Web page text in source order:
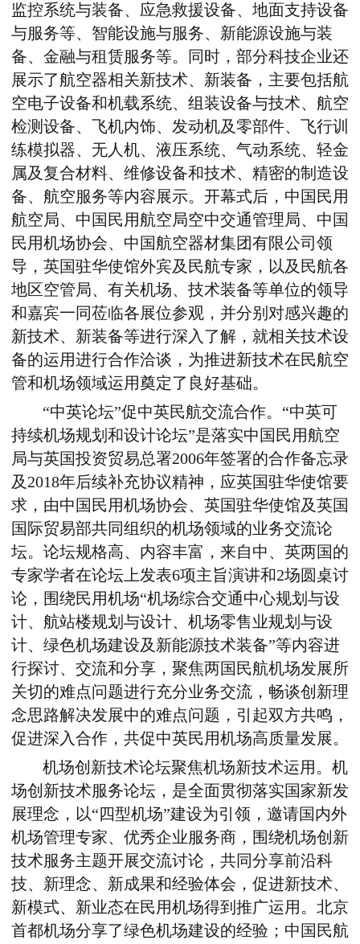
监控系统与装备、应急救援设备、地面支持设备
与服务等、智能设施与服务、新能源设施与装
备、金融与租赁服务等。同时，部分科技企业还
展示了航空器相关新技术、新装备，主要包括航
空电子设备和机载系统、组装设备与技术、航空
检测设备、飞机内饰、发动机及零部件、飞行训
练模拟器、无人机、液压系统、气动系统、轻金
属及复合材料、维修设备和技术、精密的制造设
备、航空服务等内容展示。开幕式后，中国民用
航空局、中国民用航空局空中交通管理局、中国
民用机场协会、中国航空器材集团有限公司领
导，英国驻华使馆外宾及民航专家，以及民航各
地区空管局、有关机场、技术装备等单位的领导
和嘉宾一同莅临各展位参观，并分别对感兴趣的
新技术、新装备等进行深入了解，就相关技术设
备的运用进行合作洽谈，为推进新技术在民航空
管和机场领域运用奠定了良好基础。
“中英论坛”促中英民航交流合作。“中英可
持续机场规划和设计论坛”是落实中国民用航空
局与英国投资贸易总署2006年签署的合作备忘录
及2018年后续补充协议精神，应英国驻华使馆要
求，由中国民用机场协会、英国驻华使馆及英国
国际贸易部共同组织的机场领域的业务交流论
坛。论坛规格高、内容丰富，来自中、英两国的
专家学者在论坛上发表6项主旨演讲和2场圆桌讨
论，围绕民用机场“机场综合交通中心规划与设
计、航站楼规划与设计、机场零售业规划与设
计、绿色机场建设及新能源技术装备”等内容进
行探讨、交流和分享，聚焦两国民航机场发展所
关切的难点问题进行充分业务交流，畅谈创新理
念思路解决发展中的难点问题，引起双方共鸣，
促进深入合作，共促中英民用机场高质量发展。
机场创新技术论坛聚焦机场新技术运用。机
场创新技术服务论坛，是全面贯彻落实国家新发
展理念，以“四型机场”建设为引领，邀请国内外
机场管理专家、优秀企业服务商，围绕机场创新
技术服务主题开展交流讨论，共同分享前沿科
技、新理念、新成果和经验体会，促进新技术、
新模式、新业态在民用机场得到推广运用。北京
首都机场分享了绿色机场建设的经验；中国民航